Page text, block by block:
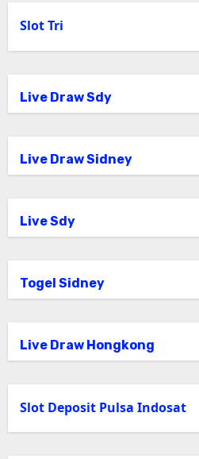
Slot Tri
Live Draw Sdy
Live Draw Sidney
Live Sdy
Togel Sidney
Live Draw Hongkong
Slot Deposit Pulsa Indosat